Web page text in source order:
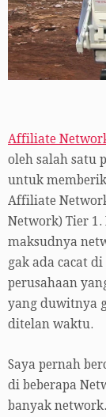
Affiliate
oleh salah satu
untuk
Affiliate
Network) Tier
maksudnya
gak ada cacat
perusahaan
yang duwitnya
ditelan waktu.
Saya pernah
di beberapa
banyak